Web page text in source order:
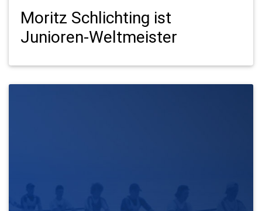
Moritz Schlichting ist
Junioren-Weltmeister